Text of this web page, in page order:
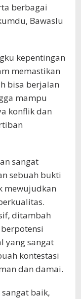
berbagai
Bawaslu
kepentingan
memastikan
bisa berjalan
mampu
konflik dan
sangat
sebuah bukti
mewujudkan
ditambah
yang sangat
kontestasi
dan damai.
baik,